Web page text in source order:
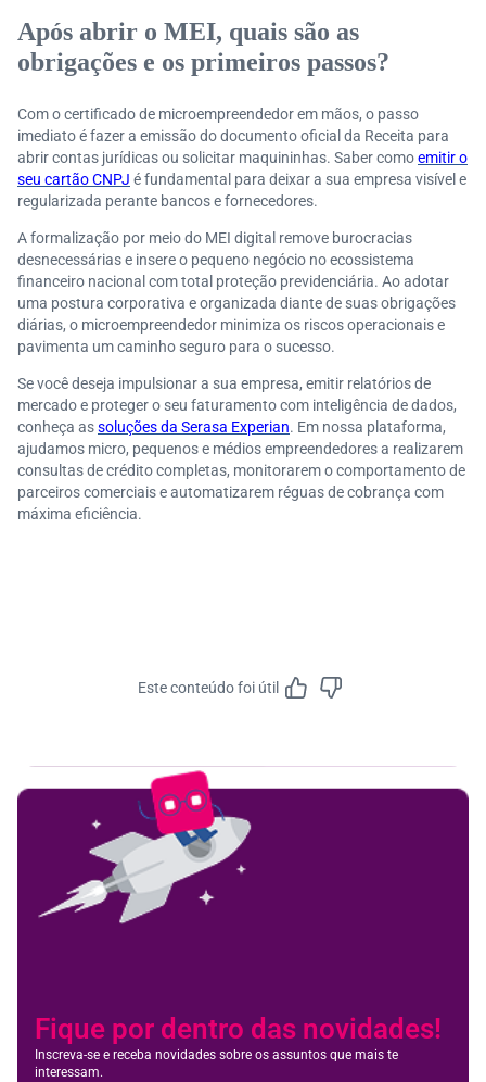
Após abrir o MEI, quais são as
obrigações e os primeiros passos?
Com o certificado de microempreendedor em mãos, o passo
imediato é fazer a emissão do documento oficial da Receita para
abrir contas jurídicas ou solicitar maquininhas. Saber comoemitir o
seu cartão CNPJ é fundamental para deixar a sua empresa visível e
regularizada perante bancos e fornecedores.
A formalização por meio do MEI digital remove burocracias
desnecessárias e insere o pequeno negócio no ecossistema
financeiro nacional com total proteção previdenciária. Ao adotar
uma postura corporativa e organizada diante de suas obrigações
diárias, o microempreendedor minimiza os riscos operacionais e
pavimenta um caminho seguro para o sucesso.
Se você deseja impulsionar a sua empresa, emitir relatórios de
mercado e proteger o seu faturamento com inteligência de dados,
conheça assoluções da Serasa Experian. Em nossa plataforma,
ajudamos micro, pequenos e médios empreendedores a realizarem
consultas de crédito completas, monitorarem o comportamento de
parceiros comerciais e automatizarem réguas de cobrança com
máxima eficiência.
Este conteúdo foi útil
Fique por dentro das novidades!
Inscreva-se e receba novidades sobre os assuntos que mais te
interessam.